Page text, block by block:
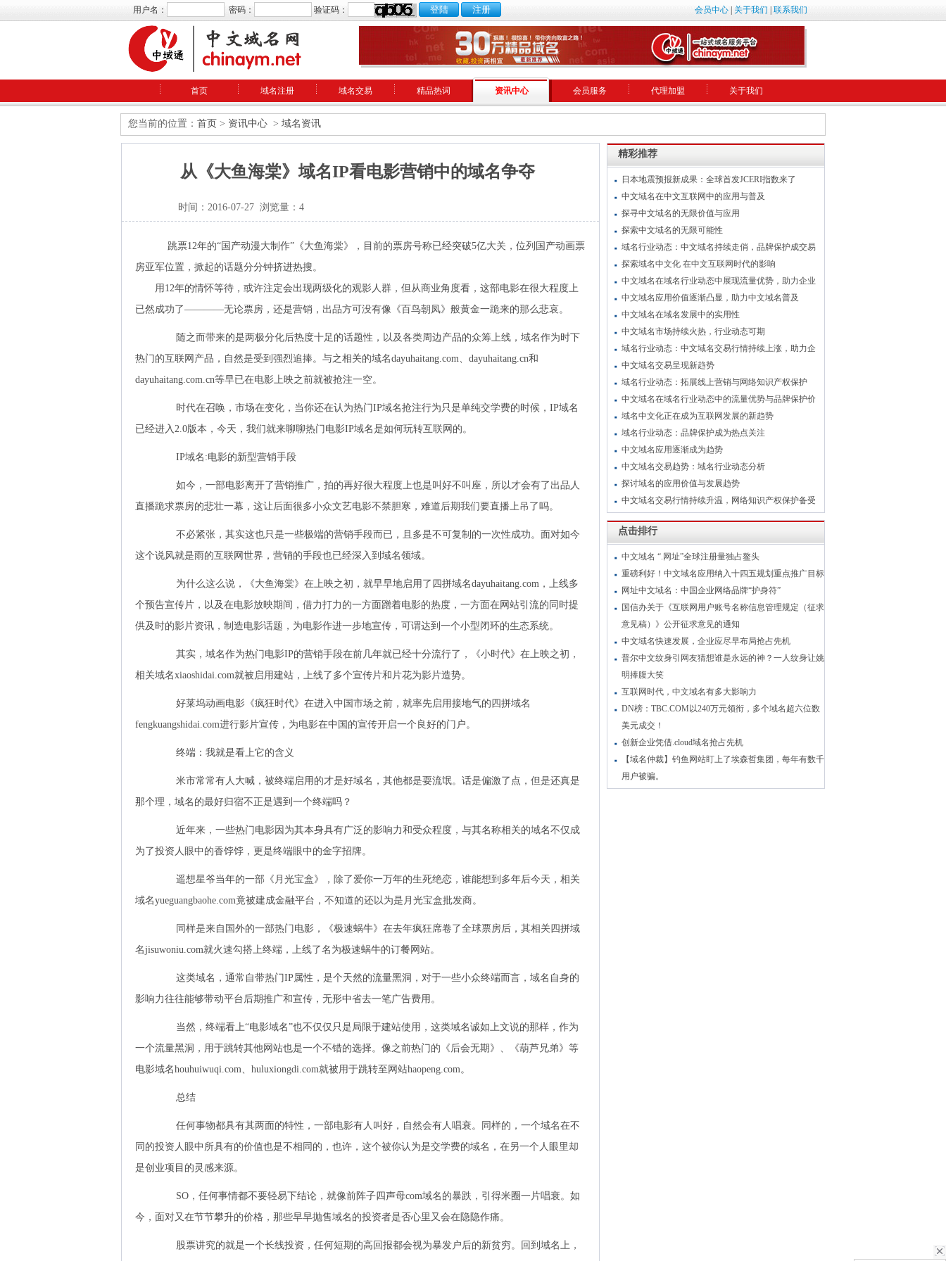
会员中心 关于我们 联系我们
用户名： 密码： 验证码：
首页 域名注册 域名交易 精品热词 资讯中心 会员服务 代理加盟 关于我们
您当前的位置： 首页 > 资讯中心 > 域名资讯
从《大鱼海棠》域名IP看电影营销中的域名争夺
时间：2016-07-27 浏览量：4
跳票12年的“国产动漫大制作”《大鱼海棠》，目前的票房号称已经突破5亿大关，位列国产动画票
房亚军位置，掀起的话题分分钟挤进热搜。
用12年的情怀等待，或许注定会出现两级化的观影人群，但从商业角度看，这部电影在很大程度上
已然成功了————无论票房，还是营销，出品方可没有像《百鸟朝凤》般黄金一跪来的那么悲哀。
随之而带来的是两极分化后热度十足的话题性，以及各类周边产品的众筹上线，域名作为时下
热门的互联网产品，自然是受到强烈追捧。与之相关的域名dayuhaitang.com、dayuhaitang.cn和
dayuhaitang.com.cn等早已在电影上映之前就被抢注一空。
时代在召唤，市场在变化，当你还在认为热门IP域名抢注行为只是单纯交学费的时候，IP域名
已经进入2.0版本，今天，我们就来聊聊热门电影IP域名是如何玩转互联网的。
IP域名:电影的新型营销手段
如今，一部电影离开了营销推广，拍的再好很大程度上也是叫好不叫座，所以才会有了出品人
直播跪求票房的悲壮一幕，这让后面很多小众文艺电影不禁胆寒，难道后期我们要直播上吊了吗。
不必紧张，其实这也只是一些极端的营销手段而已，且多是不可复制的一次性成功。面对如今
这个说风就是雨的互联网世界，营销的手段也已经深入到域名领域。
为什么这么说，《大鱼海棠》在上映之初，就早早地启用了四拼域名dayuhaitang.com，上线多
个预告宣传片，以及在电影放映期间，借力打力的一方面蹭着电影的热度，一方面在网站引流的同时提
供及时的影片资讯，制造电影话题，为电影作进一步地宣传，可谓达到一个小型闭环的生态系统。
其实，域名作为热门电影IP的营销手段在前几年就已经十分流行了，《小时代》在上映之初，
相关域名xiaoshidai.com就被启用建站，上线了多个宣传片和片花为影片造势。
好莱坞动画电影《疯狂时代》在进入中国市场之前，就率先启用接地气的四拼域名
fengkuangshidai.com进行影片宣传，为电影在中国的宣传开启一个良好的门户。
终端：我就是看上它的含义
米市常常有人大喊，被终端启用的才是好域名，其他都是耍流氓。话是偏激了点，但是还真是
那个理，域名的最好归宿不正是遇到一个终端吗？
近年来，一些热门电影因为其本身具有广泛的影响力和受众程度，与其名称相关的域名不仅成
为了投资人眼中的香饽饽，更是终端眼中的金字招牌。
遥想星爷当年的一部《月光宝盒》，除了爱你一万年的生死绝恋，谁能想到多年后今天，相关
域名yueguangbaohe.com竟被建成金融平台，不知道的还以为是月光宝盒批发商。
同样是来自国外的一部热门电影，《极速蜗牛》在去年疯狂席卷了全球票房后，其相关四拼域
名jisuwoniu.com就火速勾搭上终端，上线了名为极速蜗牛的订餐网站。
这类域名，通常自带热门IP属性，是个天然的流量黑洞，对于一些小众终端而言，域名自身的
影响力往往能够带动平台后期推广和宣传，无形中省去一笔广告费用。
当然，终端看上“电影域名”也不仅仅只是局限于建站使用，这类域名诚如上文说的那样，作为
一个流量黑洞，用于跳转其他网站也是一个不错的选择。像之前热门的《后会无期》、《葫芦兄弟》等
电影域名houhuiwuqi.com、huluxiongdi.com就被用于跳转至网站haopeng.com。
总结
任何事物都具有其两面的特性，一部电影有人叫好，自然会有人唱衰。同样的，一个域名在不
同的投资人眼中所具有的价值也是不相同的，也许，这个被你认为是交学费的域名，在另一个人眼里却
是创业项目的灵感来源。
SO，任何事情都不要轻易下结论，就像前阵子四声母com域名的暴跌，引得米圈一片唱衰。如
今，面对又在节节攀升的价格，那些早早抛售域名的投资者是否心里又会在隐隐作痛。
股票讲究的就是一个长线投资，任何短期的高回报都会视为暴发户后的新贫穷。回到域名上，
精彩推荐
日本地震预报新成果：全球首发JCERI指数来了
中文域名在中文互联网中的应用与普及
探寻中文域名的无限价值与应用
探索中文域名的无限可能性
域名行业动态：中文域名持续走俏，品牌保护成交易
探索域名中文化 在中文互联网时代的影响
中文域名在域名行业动态中展现流量优势，助力企业
中文域名应用价值逐渐凸显，助力中文域名普及
中文域名在域名发展中的实用性
中文域名市场持续火热，行业动态可期
域名行业动态：中文域名交易行情持续上涨，助力企
中文域名交易呈现新趋势
域名行业动态：拓展线上营销与网络知识产权保护
中文域名在域名行业动态中的流量优势与品牌保护价
域名中文化正在成为互联网发展的新趋势
域名行业动态：品牌保护成为热点关注
中文域名应用逐渐成为趋势
中文域名交易趋势：域名行业动态分析
探讨域名的应用价值与发展趋势
中文域名交易行情持续升温，网络知识产权保护备受
点击排行
中文域名 “.网址”全球注册量独占鳌头
重磅利好！中文域名应用纳入十四五规划重点推广目标
网址中文域名：中国企业网络品牌“护身符”
国信办关于《互联网用户账号名称信息管理规定（征求
意见稿）》公开征求意见的通知
中文域名快速发展，企业应尽早布局抢占先机
普尔中文纹身引网友猜想谁是永远的神？一人纹身让姚
明捧腹大笑
互联网时代，中文域名有多大影响力
DN榜：TBC.COM以240万元领衔，多个域名超六位数
美元成交！
创新企业凭借.cloud域名抢占先机
【域名仲裁】钓鱼网站盯上了埃森哲集团，每年有数千
用户被骗。